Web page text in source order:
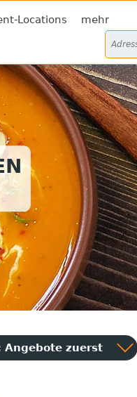
Locations mehr
Angebote zuerst